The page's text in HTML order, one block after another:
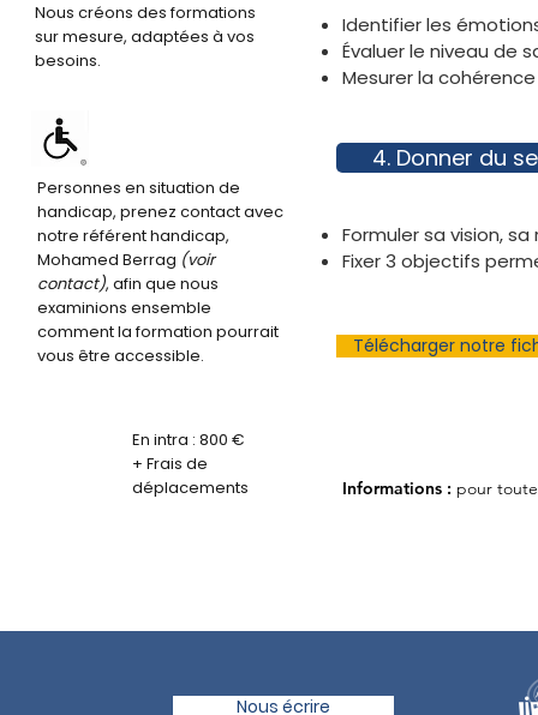
Nous créons des formations
sur mesure, adaptées à vos
besoins.
Personnes en situation de
handicap, prenez contact avec
notre référent handicap,
Mohamed Berrag (voir
contact), afin que nous
examinions ensemble
comment la formation pourrait
vous être accessible.
En intra : 800 €
+ Frais de
déplacements
Identifier les
Évaluer le niveau de
Mesurer la
4. Donner du
Formuler sa vision,
Fixer 3 objectifs
Télécharger notre
Informations : pour
Nous écrire